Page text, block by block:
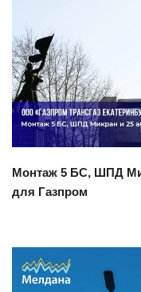
Монтаж 5 БС, ШПД
для Газпром